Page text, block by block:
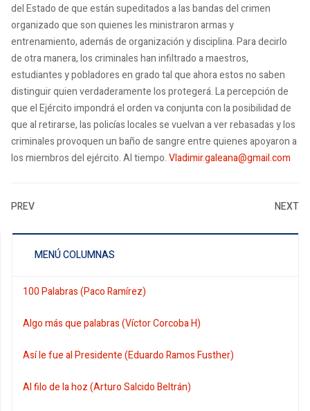
del Estado de que están supeditados a las bandas del crimen
organizado que son quienes les ministraron armas y
entrenamiento, además de organización y disciplina. Para decirlo
de otra manera, los criminales han infiltrado a maestros,
estudiantes y pobladores en grado tal que ahora estos no saben
distinguir quien verdaderamente los protegerá. La percepción de
que el Ejército impondrá el orden va conjunta con la posibilidad de
que al retirarse, las policías locales se vuelvan a ver rebasadas y los
criminales provoquen un baño de sangre entre quienes apoyaron a
los miembros del ejército. Al tiempo.Vladimir.galeana@gmail.com
PREV NEXT
MENÚ COLUMNAS
100 Palabras (Paco Ramírez)
Algo más que palabras (Víctor Corcoba H)
Así le fue al Presidente (Eduardo Ramos Fusther)
Al filo de la hoz (Arturo Salcido Beltrán)